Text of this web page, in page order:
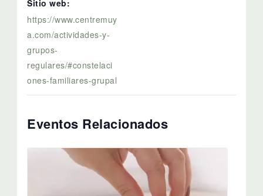
Sitio web:
https://www.centremuy
a.com/actividades-y-
grupos-
regulares/#constelaci
ones-familiares-grupal
Eventos Relacionados